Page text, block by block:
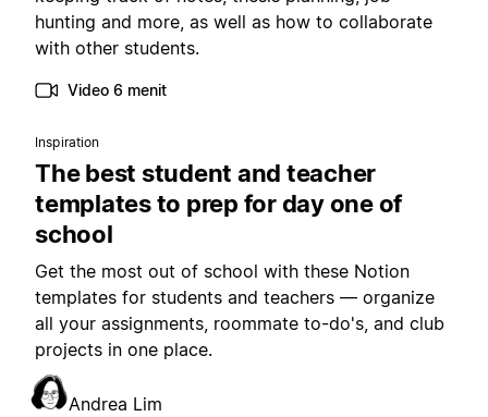
hunting and more, as well as how to collaborate
with other students.
Video 6 menit
Inspiration
The best student and teacher
templates to prep for day one of
school
Get the most out of school with these Notion
templates for students and teachers — organize
all your assignments, roommate to-do's, and club
projects in one place.
Andrea Lim